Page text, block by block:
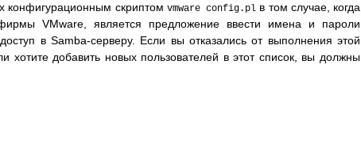
конфигурационным скриптом vmware config.pl в том случае, когда
VMware, является предложение ввести имена и пароли
в Samba-серверу. Если вы отказались от выполнения этой
хотите добавить новых пользователей в этот список, вы должны